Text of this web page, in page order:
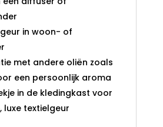
in woon- of
met andere oliën zoals
een persoonlijk aroma
in de kledingkast voor
luxe textielgeur